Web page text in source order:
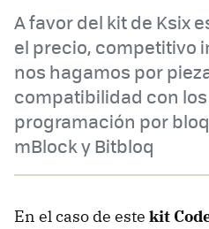
A favor del kit de Ksix
el precio, competitivo
nos hagamos por
compatibilidad con
programación por
mBlock y Bitbloq
En el caso de este kit